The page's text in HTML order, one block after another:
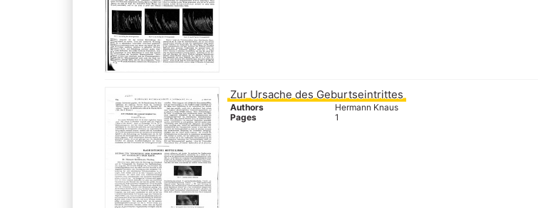
Zur Ursache des Geburtseintrittes
Authors
Hermann Knaus
Pages
1